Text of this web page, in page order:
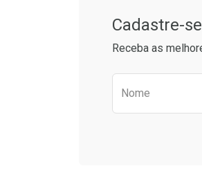
Cadastre-
Receba as
Preencha
Nome